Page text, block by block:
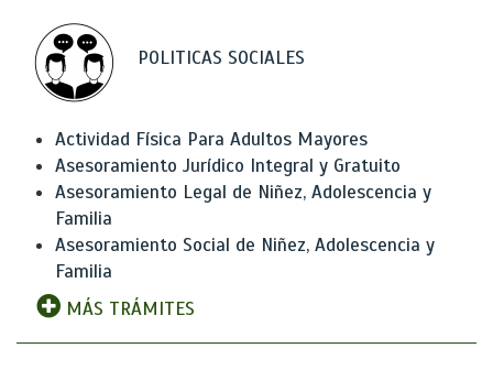
POLITICAS SOCIALES
Actividad Física Para Adultos Mayores
Asesoramiento Jurídico Integral y Gratuito
Asesoramiento Legal de Niñez, Adolescencia y
Familia
Asesoramiento Social de Niñez, Adolescencia y
Familia
MÁS TRÁMITES